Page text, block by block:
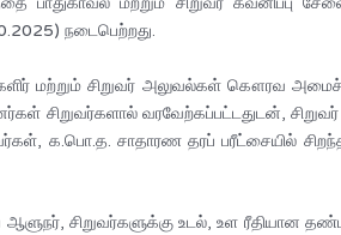
நடைபெற்றது.
மற்றும் சிறுவர் அலுவல்கள் கௌரவ
சிறுவர்களால் வரவேற்கப்பட்டதுடன்,
க.பொ.த. சாதாரண தரப் பரீட்சையில்
ஆளுநர், சிறுவர்களுக்கு உடல், உள ரீதியான